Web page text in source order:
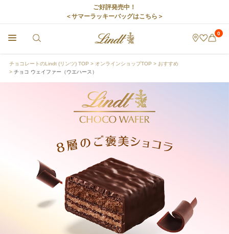
ご好評発売中！
＜サマーラッキーバッグはこちら＞
0
チョコレートのLindt (リンツ) TOP オンラインショップTOP
おすすめ
チョコ ウェイファー（ウエハース）